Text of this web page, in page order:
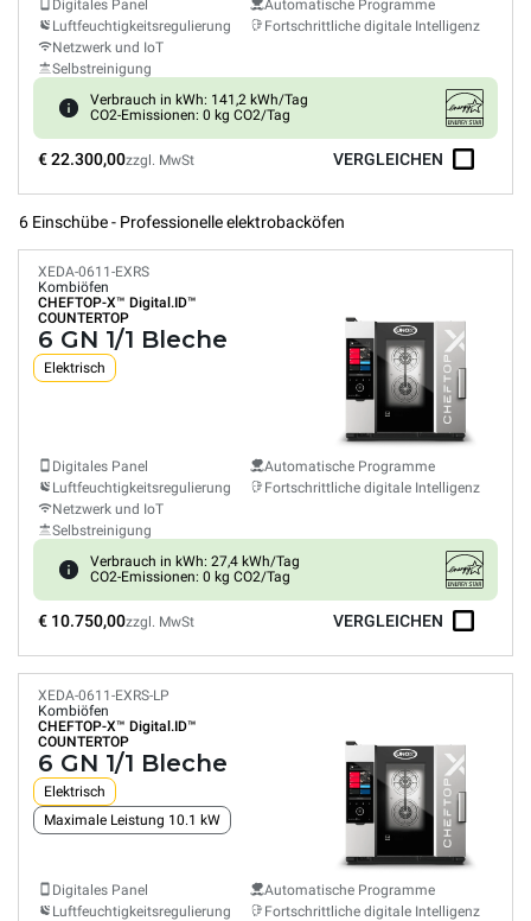
Digitales Panel
Luftfeuchtigkeitsregulierung
Netzwerk und IoT
Selbstreinigung
Automatische Programme
Fortschrittliche digitale Intelligenz
Verbrauch in kWh: 141,2 kWh/Tag
CO2-Emissionen: 0 kg CO2/Tag
€ 22.300,00zzgl. MwSt VERGLEICHEN
6 Einschübe - Professionelle elektrobacköfen
XEDA-0611-EXRS
Kombiöfen
CHEFTOP-X™ Digital.ID™
COUNTERTOP
6 GN 1/1 Bleche
Elektrisch
Digitales Panel
Luftfeuchtigkeitsregulierung
Netzwerk und IoT
Selbstreinigung
Automatische Programme
Fortschrittliche digitale Intelligenz
Verbrauch in kWh: 27,4 kWh/Tag
CO2-Emissionen: 0 kg CO2/Tag
€ 10.750,00zzgl. MwSt VERGLEICHEN
XEDA-0611-EXRS-LP
Kombiöfen
CHEFTOP-X™ Digital.ID™
COUNTERTOP
6 GN 1/1 Bleche
Elektrisch
Maximale Leistung 10.1 kW
Digitales Panel
Luftfeuchtigkeitsregulierung
Automatische Programme
Fortschrittliche digitale Intelligenz